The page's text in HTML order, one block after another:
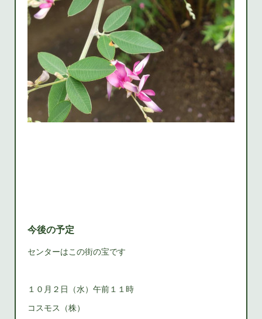
今後の予定
センターはこの街の宝です
１０月２日（水）午前１１時
コスモス（株）